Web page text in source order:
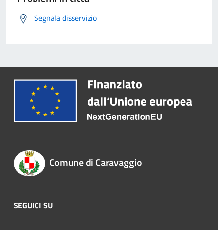
Segnala disservizio
Comune di Caravaggio
SEGUICI SU